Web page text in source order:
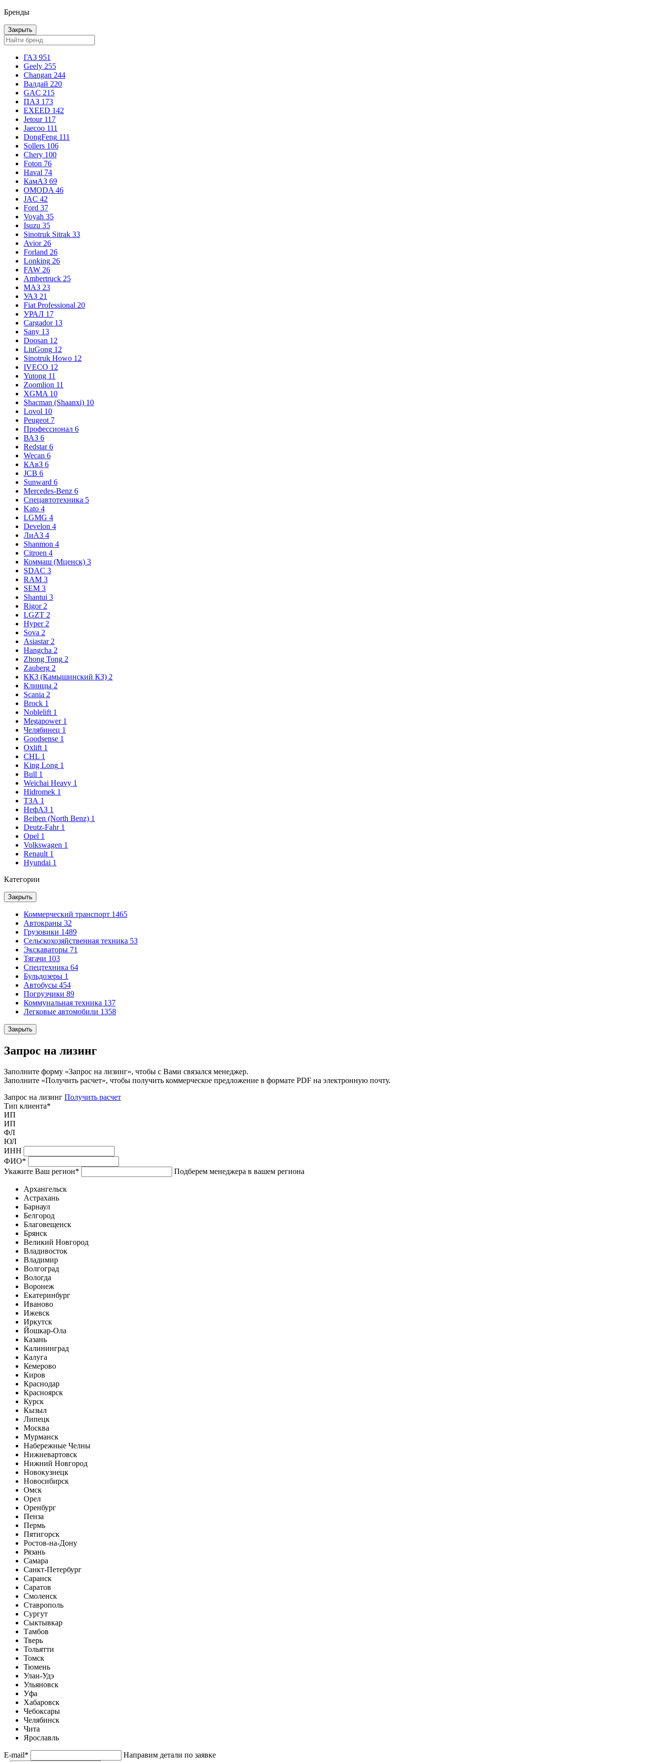
Бренды
Закрыть
ГАЗ 951
Geely 255
Changan 244
Валдай 220
GAC 215
ПАЗ 173
EXEED 142
Jetour 117
Jaecoo 111
DongFeng 111
Sollers 106
Chery 100
Foton 76
Haval 74
КамАЗ 69
OMODA 46
JAC 42
Ford 37
Voyah 35
Isuzu 35
Sinotruk Sitrak 33
Avior 26
Forland 26
Lonking 26
FAW 26
Ambertruck 25
МАЗ 23
УАЗ 21
Fiat Professional 20
УРАЛ 17
Cargador 13
Sany 13
Doosan 12
LiuGong 12
Sinotruk Howo 12
IVECO 12
Yutong 11
Zoomlion 11
XGMA 10
Shacman (Shaanxi) 10
Lovol 10
Peugeot 7
Профессионал 6
ВАЗ 6
Redstar 6
Wecan 6
КАвЗ 6
JCB 6
Sunward 6
Mercedes-Benz 6
Спецавтотехника 5
Kato 4
LGMG 4
Develon 4
ЛиАЗ 4
Shanmon 4
Citroen 4
Коммаш (Мценск) 3
SDAC 3
RAM 3
SEM 3
Shantui 3
Rigor 2
LGZT 2
Hyper 2
Sova 2
Asiastar 2
Hangcha 2
Zhong Tong 2
Zauberg 2
ККЗ (Камышинский КЗ) 2
Клинцы 2
Scania 2
Brock 1
Noblelift 1
Megapower 1
Челябинец 1
Goodsense 1
Oxlift 1
CHL 1
King Long 1
Bull 1
Weichai Heavy 1
Hidromek 1
ТЗА 1
НефАЗ 1
Beiben (North Benz) 1
Deutz-Fahr 1
Opel 1
Volkswagen 1
Renault 1
Hyundai 1
Категории
Закрыть
Коммерческий транспорт 1465
Автокраны 32
Грузовики 1489
Сельскохозяйственная техника 53
Экскаваторы 71
Тягачи 103
Спецтехника 64
Бульдозеры 1
Автобусы 454
Погрузчики 89
Коммунальная техника 137
Легковые автомобили 1358
Закрыть
Запрос на лизинг
Заполните форму «Запрос на лизинг», чтобы с Вами связался менеджер.
Заполните «Получить расчет», чтобы получить коммерческое предложение в формате PDF на электронную почту.
Запрос на лизинг Получить расчет
Тип клиента*
ИП
ИП
ФЛ
ЮЛ
ИНН
ФИО*
Укажите Ваш регион* Подберем менеджера в вашем региона
Архангельск
Астрахань
Барнаул
Белгород
Благовещенск
Брянск
Великий Новгород
Владивосток
Владимир
Волгоград
Вологда
Воронеж
Екатеринбург
Иваново
Ижевск
Иркутск
Йошкар-Ола
Казань
Калининград
Калуга
Кемерово
Киров
Краснодар
Красноярск
Курск
Кызыл
Липецк
Москва
Мурманск
Набережные Челны
Нижневартовск
Нижний Новгород
Новокузнецк
Новосибирск
Омск
Орел
Оренбург
Пенза
Пермь
Пятигорск
Ростов-на-Дону
Рязань
Самара
Санкт-Петербург
Саранск
Саратов
Смоленск
Ставрополь
Сургут
Сыктывкар
Тамбов
Тверь
Тольятти
Томск
Тюмень
Улан-Удэ
Ульяновск
Уфа
Хабаровск
Чебоксары
Челябинск
Чита
Ярославль
E-mail*
Направим детали по заявке